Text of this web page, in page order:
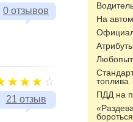
На
Атрибуты
топлива
ПДД на
0 отзывов
21 отзыв